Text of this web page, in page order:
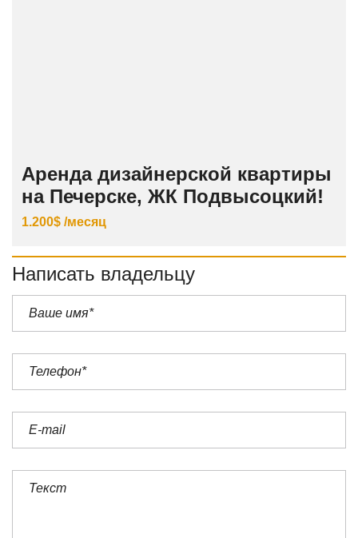
Аренда дизайнерской квартиры
на Печерске, ЖК Подвысоцкий!
1.200$ /месяц
Написать владельцу